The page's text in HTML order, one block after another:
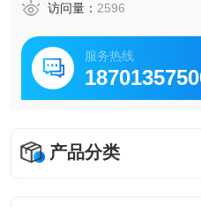
访问量： 2596
服务热线
产品分类